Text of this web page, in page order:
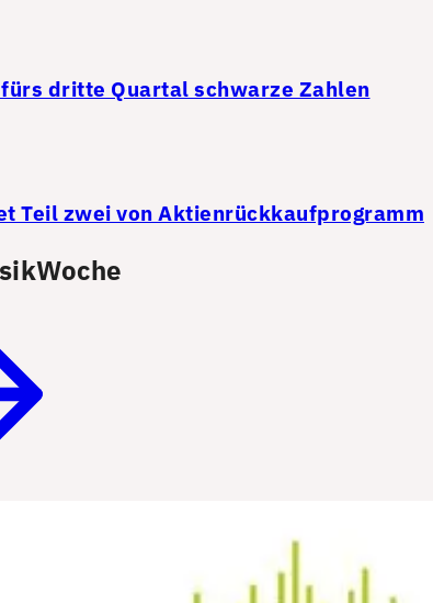
dritte Quartal schwarze Zahlen
Teil zwei von Aktienrückkaufprogramm